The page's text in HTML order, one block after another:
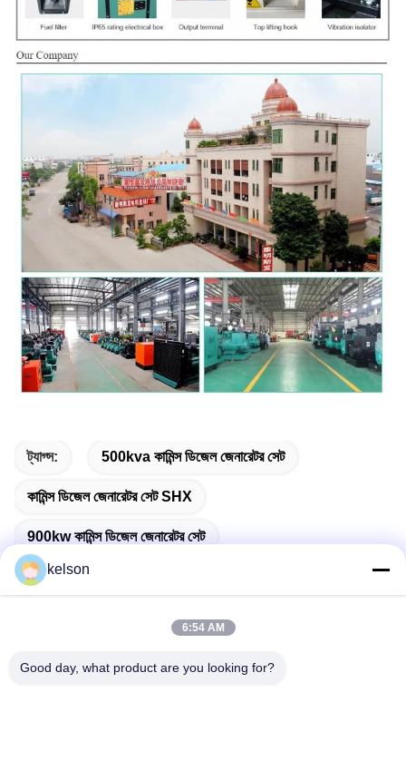
ট্যাগ্স: 500kva কামিন্স ডিজেল জেনারেটর সেট
কামিন্স ডিজেল জেনারেটর সেট SHX
900kw কামিন্স ডিজেল জেনারেটর সেট
kelson
6:54 AM
Good day, what product are you looking for?